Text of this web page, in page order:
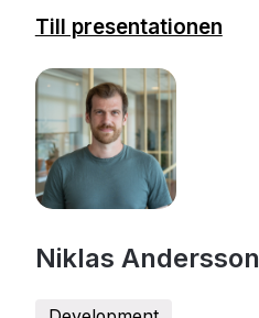
Till presentationen
Niklas Andersson